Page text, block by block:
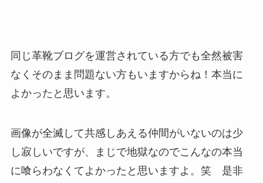
同じ革靴ブログを運営されている方でも全然被害
なくそのまま問題ない方もいますからね！本当に
よかったと思います。
画像が全滅して共感しあえる仲間がいないのは少
し寂しいですが、まじで地獄なのでこんなの本当
に喰らわなくてよかったと思いますよ。笑 是非